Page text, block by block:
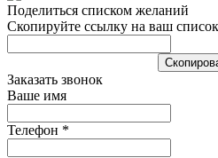
Поделиться списком желаний
Скопируйте ссылку на ваш
Заказать звонок
Ваше имя
Телефон *